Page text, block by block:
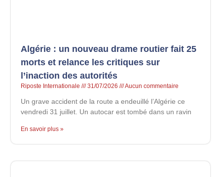
Algérie : un nouveau drame routier fait 25
morts et relance les critiques sur
l’inaction des autorités
Riposte Internationale 31/07/2026 Aucun commentaire
Un grave accident de la route a endeuillé l’Algérie ce
vendredi 31 juillet. Un autocar est tombé dans un ravin
En savoir plus »